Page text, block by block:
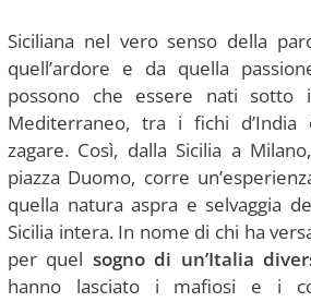
Siciliana nel vero senso della
quell’ardore e da quella
possono che essere nati sotto
Mediterraneo, tra i fichi
zagare. Così, dalla Sicilia a
piazza Duomo, corre
quella natura aspra e selvaggia
Sicilia intera. In nome di chi ha
per quel sogno di un’Italia
hanno lasciato i mafiosi e i